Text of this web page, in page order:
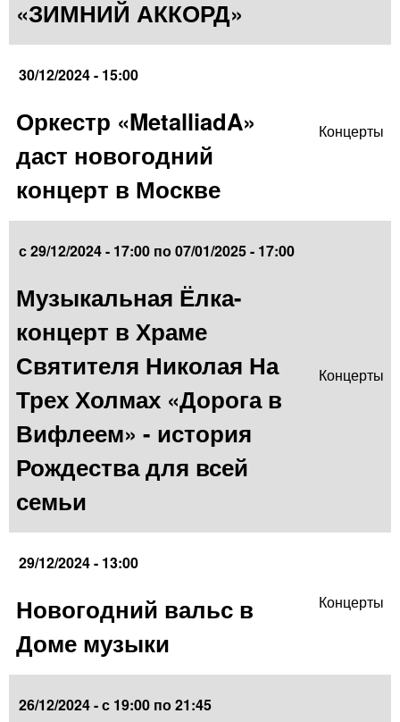
«ЗИМНИЙ АККОРД»
30/12/2024 - 15:00
Оркестр «MetalliadA»
даст новогодний
концерт в Москве
Концерты
с29/12/2024 - 17:00 по07/01/2025 - 17:00
Музыкальная Ёлка-
концерт в Храме
Святителя Николая На
Трех Холмах «Дорога в
Вифлеем» - история
Рождества для всей
семьи
Концерты
29/12/2024 - 13:00
Новогодний вальс в
Доме музыки
Концерты
26/12/2024 -с 19:00 по21:45